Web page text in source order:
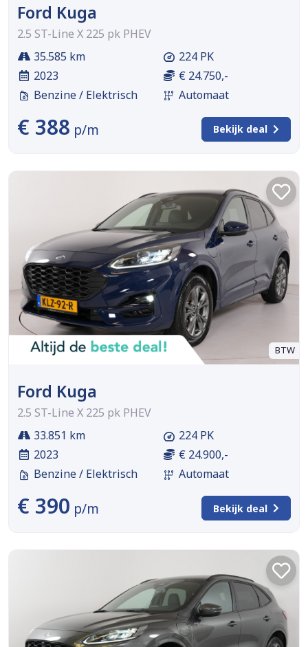
Ford Kuga
2.5 ST-Line X 225 pk PHEV
35.585 km
2023
Benzine / Elektrisch
224 PK
€ 24.750,-
Automaat
€ 388 p/m Bekijk deal
BTW
Ford Kuga
2.5 ST-Line X 225 pk PHEV
33.851 km
2023
Benzine / Elektrisch
224 PK
€ 24.900,-
Automaat
€ 390 p/m Bekijk deal